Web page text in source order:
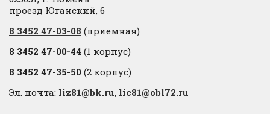
проезд Юганский, 6
8 3452 47-03-08 (приемная)
8 3452 47-00-44 (1 корпус)
8 3452 47-35-50 (2 корпус)
Эл. почта: liz81@bk.ru, lic81@obl72.ru